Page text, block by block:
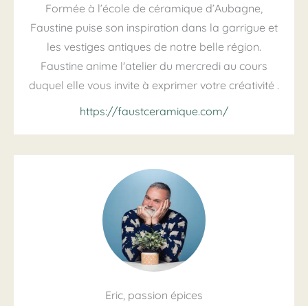
Formée à l’école de céramique d’Aubagne,
Faustine puise son inspiration dans la garrigue et
les vestiges antiques de notre belle région.
Faustine anime l'atelier du mercredi au cours
duquel elle vous invite à exprimer votre créativité .
https://faustceramique.com/
Eric, passion épices